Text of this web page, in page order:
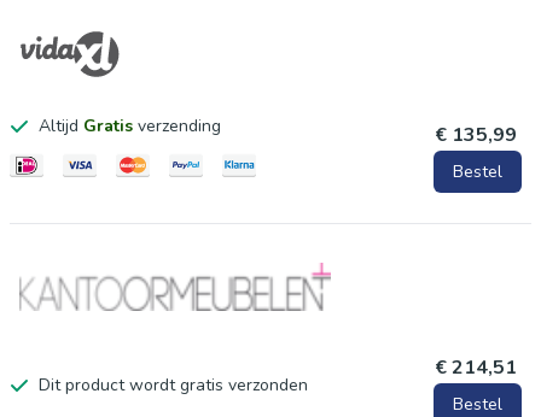
Altijd Gratis verzending € 135,99
Bestel
Dit product wordt gratis verzonden
€ 214,51
Bestel